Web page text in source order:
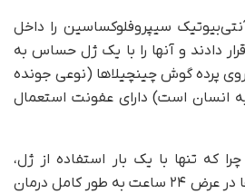
سیپروفلوکساسین را داخل
دادند و آنها را با یک ژل حساس به
پرده گوش چینچیلاها (نوعی جونده
انسان است) دارای عفونت استعمال
که تنها با یک بار استفاده از ژل،
عفونت در همه چینچیلاها در عرض ۲۴ ساعت به‌ طور کامل درمان